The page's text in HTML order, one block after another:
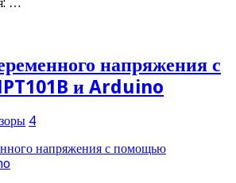
напряжения с
и Arduino
4